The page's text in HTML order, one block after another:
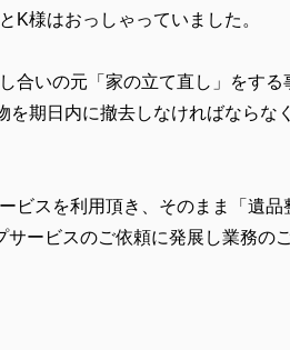
K様はおっしゃっていました。
合いの元「家の立て直し」をする
を期日内に撤去しなければならな
ビスを利用頂き、そのまま「遺品
ービスのご依頼に発展し業務の